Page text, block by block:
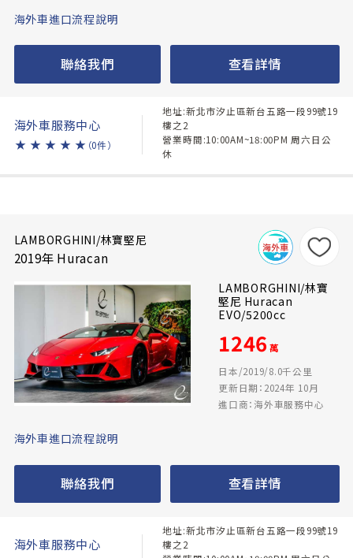
海外車進口流程說明
聯絡我們 查看詳情
海外車服務中心
★ ★ ★ ★ ★ （0件）
地址:新北市汐止區新台五路一段99號19
樓之2
營業時間:10:00AM~18:00PM 周六日公
休
LAMBORGHINI/林寶堅尼
2019年 Huracan
LAMBORGHINI/林寶
堅尼 Huracan
EVO/5200cc
1246 萬
日本/2019/8.0千公里
更新日期：2024年 10月
進口商：海外車服務中心
海外車進口流程說明
聯絡我們 查看詳情
海外車服務中心
地址:新北市汐止區新台五路一段99號19
樓之2